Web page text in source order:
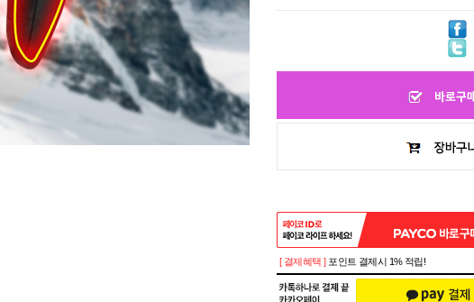
[ 결제혜택 ] 포인트 결제시 1% 적립!